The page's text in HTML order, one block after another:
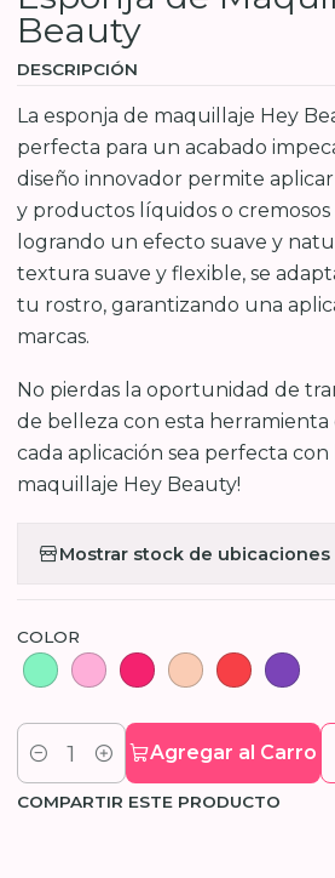
Beauty
DESCRIPCIÓN
La esponja de maquillaje Hey
perfecta para un acabado
diseño innovador permite
y productos líquidos o cremosos
logrando un efecto suave y
textura suave y flexible, se
tu rostro, garantizando una
marcas.
No pierdas la oportunidad de
de belleza con esta herramienta
cada aplicación sea perfecta con
maquillaje Hey Beauty!
Mostrar stock de ubicaciones
COLOR
Cantidad
Agregar al Carro
COMPARTIR ESTE PRODUCTO